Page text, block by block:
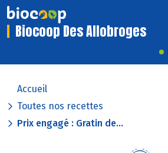
Biocoop Des Allobroges
Accueil
Toutes nos recettes
Prix engagé : Gratin de...